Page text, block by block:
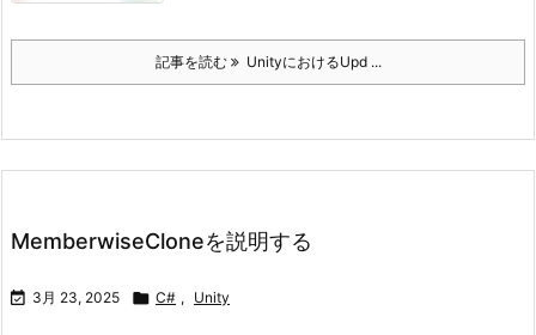
記事を読む UnityにおけるUpd ...
MemberwiseCloneを説明する
 3月 23, 2025  C# , Unity